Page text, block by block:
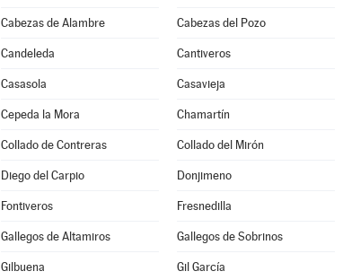
Cabezas de Alambre Cabezas del Pozo
Candeleda Cantiveros
Casasola Casavieja
Cepeda la Mora Chamartín
Collado de Contreras Collado del Mirón
Diego del Carpio Donjimeno
Fontiveros Fresnedilla
Gallegos de Altamiros Gallegos de Sobrinos
Gilbuena Gil García